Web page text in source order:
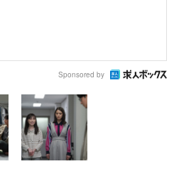
Sponsored by